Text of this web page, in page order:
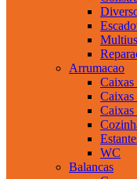
Arrumacao
Caixas
Caixas
Caixas
WC
Balancas